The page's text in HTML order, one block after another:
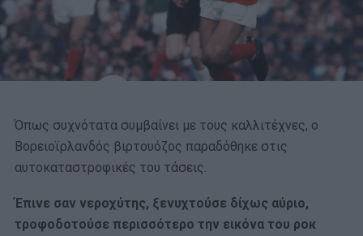
Όπως συχνότατα συμβαίνει με τους καλλιτέχνες, ο
Βορειοϊρλανδός βιρτουόζος παραδόθηκε στις
αυτοκαταστροφικές του τάσεις.
Έπινε σαν νεροχύτης, ξενυχτούσε δίχως αύριο,
τροφοδοτούσε περισσότερο την εικόνα του ροκ